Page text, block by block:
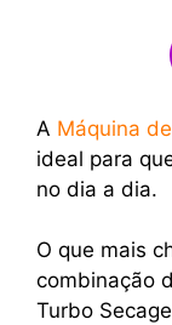
A Máquina
ideal para
no dia a dia.
O que mais
combinação
Turbo